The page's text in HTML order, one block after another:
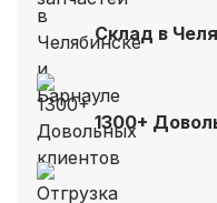
Склад в
1300+